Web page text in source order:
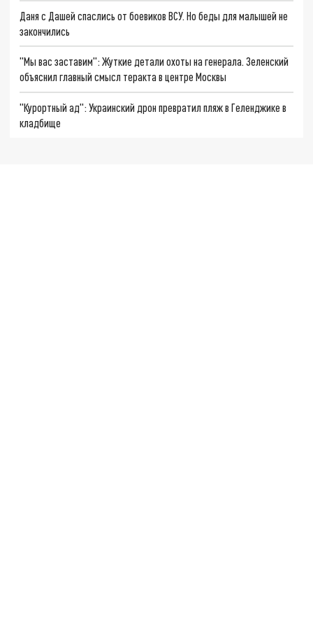
Даня с Дашей спаслись от боевиков ВСУ. Но беды для малышей не
закончились
"Мы вас заставим": Жуткие детали охоты на генерала. Зеленский
объяснил главный смысл теракта в центре Москвы
"Курортный ад": Украинский дрон превратил пляж в Геленджике в
кладбище